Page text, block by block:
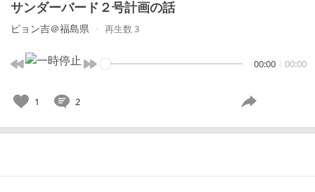
サンダーバード２号計画の話
ピョン吉＠福島県 再生数 3
00:00 00:00
1 2